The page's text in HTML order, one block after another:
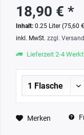
18,90 € *
Inhalt: 0.25 Liter (75,60
inkl. MwSt. zzgl.
Lieferzeit 2-4
Merken